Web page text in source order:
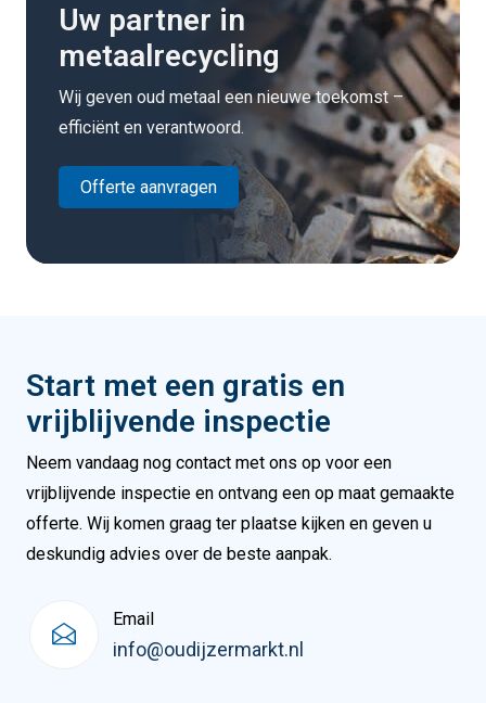
Uw partner in
metaalrecycling
Wij geven oud metaal een nieuwe toekomst –
efficiënt en verantwoord.
Offerte aanvragen
Start met een gratis en
vrijblijvende inspectie
Neem vandaag nog contact met ons op voor een
vrijblijvende inspectie en ontvang een op maat gemaakte
offerte. Wij komen graag ter plaatse kijken en geven u
deskundig advies over de beste aanpak.
Email
info@oudijzermarkt.nl